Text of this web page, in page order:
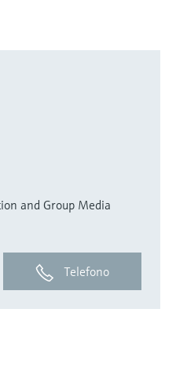
and Group Media
Telefono